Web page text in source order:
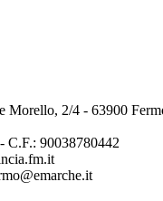
Morello, 2/4 - 63900
C.F.: 90038780442